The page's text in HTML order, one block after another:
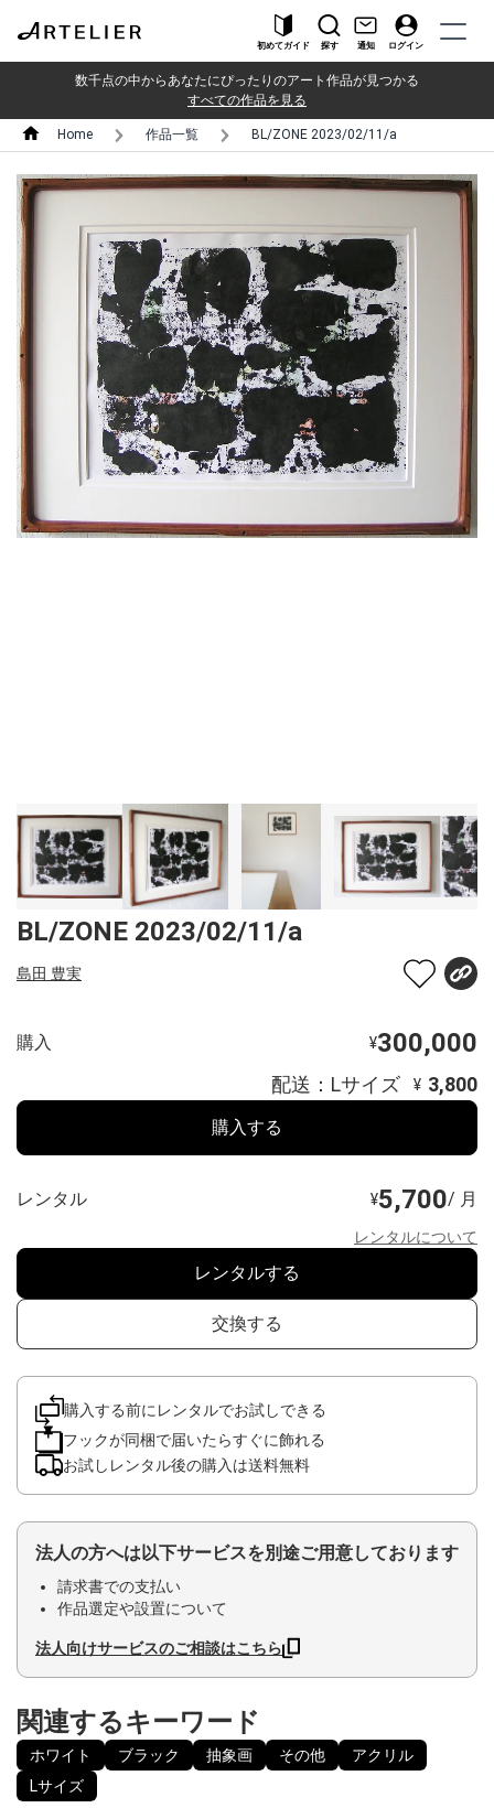
初めてガイド 探す 通知 ログイン
数千点の中からあなたにぴったりのアート作品が見つかる
すべての作品を見る
Home 作品一覧 BL/ZONE 2023/02/11/a
BL/ZONE 2023/02/11/a
島田 豊実
購入 ¥300,000
配送：Lサイズ ¥ 3,800
購入する
レンタル ¥5,700/ 月
レンタルについて
レンタルする
交換する
購入する前にレンタルでお試しできる
フックが同梱で届いたらすぐに飾れる
お試しレンタル後の購入は送料無料
法人の方へは以下サービスを別途ご用意しております
請求書での支払い
作品選定や設置について
法人向けサービスのご相談はこちら
関連するキーワード
ホワイト ブラック 抽象画 その他
アクリル
Lサイズ